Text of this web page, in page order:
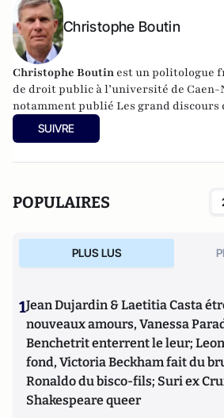
Christophe Boutin
Christophe Boutin est un politologue
de droit public à l’université de
notamment publié Les grand discours
XXe siècle(Flammarion 2009) et co-
du conservatisme
SUIVRE
POPULAIRES
PLUS LUS
1Jean Dujardin & Laetitia Casta
nouveaux amours, Vanessa
Benchetrit enterrent le leur;
fond, Victoria Beckham fait du
Ronaldo du bisco-fils; Suri ex
Shakespeare queer